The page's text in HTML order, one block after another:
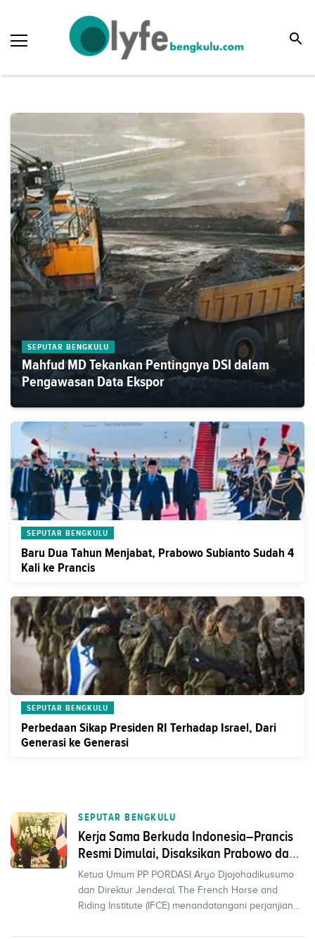
SEPUTAR BENGKULU
Mahfud MD Tekankan Pentingnya DSI dalam
Pengawasan Data Ekspor
SEPUTAR BENGKULU
Baru Dua Tahun Menjabat, Prabowo Subianto Sudah 4
Kali ke Prancis
SEPUTAR BENGKULU
Perbedaan Sikap Presiden RI Terhadap Israel, Dari
Generasi ke Generasi
SEPUTAR BENGKULU
Kerja Sama Berkuda Indonesia–Prancis
Resmi Dimulai, Disaksikan Prabowo dan
Macron
Ketua Umum PP PORDASI Aryo Djojohadikusumo
dan Direktur Jenderal The French Horse and
Riding Institute (IFCE) menandatangani perjanjian